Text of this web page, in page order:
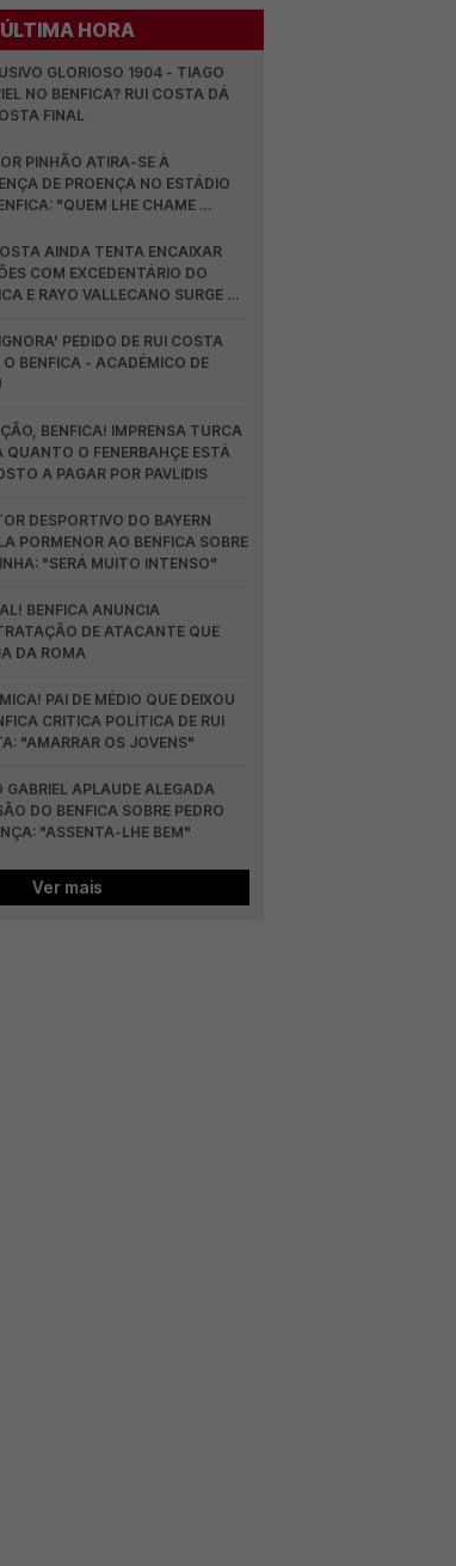
ÚLTIMA HORA
GLORIOSO 1904 - TIAGO
NO BENFICA? RUI COSTA DÁ
FINAL
PINHÃO ATIRA-SE À
DE PROENÇA NO ESTÁDIO
"QUEM LHE CHAME
AINDA TENTA ENCAIXAR
COM EXCEDENTÁRIO DO
E RAYO VALLECANO SURGE NA
PEDIDO DE RUI COSTA
O BENFICA - ACADÉMICO DE
BENFICA! IMPRENSA TURCA
QUANTO O FENERBAHÇE ESTÁ
A PAGAR POR PAVLIDIS
DESPORTIVO DO BAYERN
PORMENOR AO BENFICA SOBRE
"SERÁ MUITO INTENSO"
BENFICA ANUNCIA
DE ATACANTE QUE
DA ROMA
PAI DE MÉDIO QUE DEIXOU
CRITICA POLÍTICA DE RUI
"AMARRAR OS JOVENS"
GABRIEL APLAUDE ALEGADA
DO BENFICA SOBRE PEDRO
"ASSENTA-LHE BEM"
Ver mais